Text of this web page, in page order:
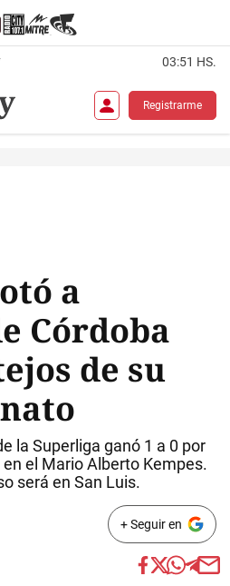
03:51 HS.
Registrarme
a
Córdoba
de su
la Superliga ganó 1 a 0 por
el Mario Alberto Kempes.
será en San Luis.
+ Seguir en